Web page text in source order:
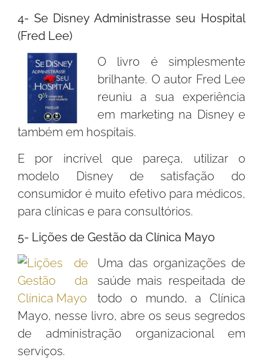
4- Se Disney Administrasse seu Hospital
(Fred Lee)
O livro é simplesmente
brilhante. O autor Fred Lee
reuniu a sua experiência
em marketing na Disney e
também em hospitais.
E por incrível que pareça, utilizar o
modelo Disney de satisfação do
consumidor é muito efetivo para médicos,
para clínicas e para consultórios.
5- Lições de Gestão da Clínica Mayo
Uma das organizações de
saúde mais respeitada de
todo o mundo, a Clínica
Mayo, nesse livro, abre os seus segredos
de administração organizacional em
serviços.